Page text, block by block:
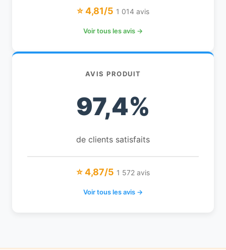
⭐ 4,81/5 1 014 avis
Voir tous les avis →
AVIS PRODUIT
97,4%
de clients satisfaits
⭐ 4,87/5 1 572 avis
Voir tous les avis →